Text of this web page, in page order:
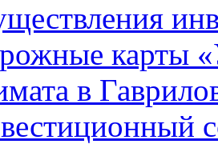
карты
в